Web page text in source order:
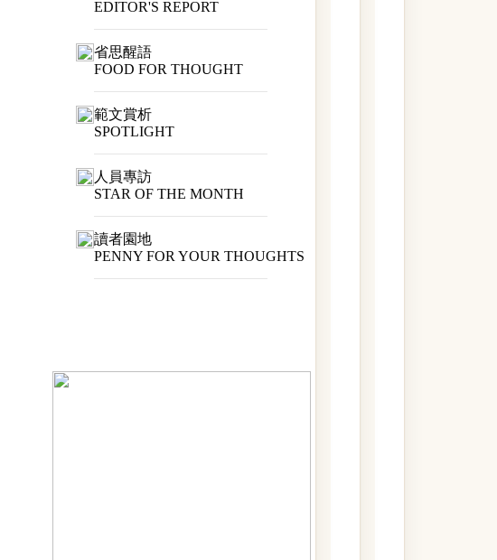
EDITOR'S REPORT
省思醒語
FOOD FOR THOUGHT
範文賞析
SPOTLIGHT
人員專訪
STAR OF THE MONTH
讀者園地
PENNY FOR YOUR THOUGHTS